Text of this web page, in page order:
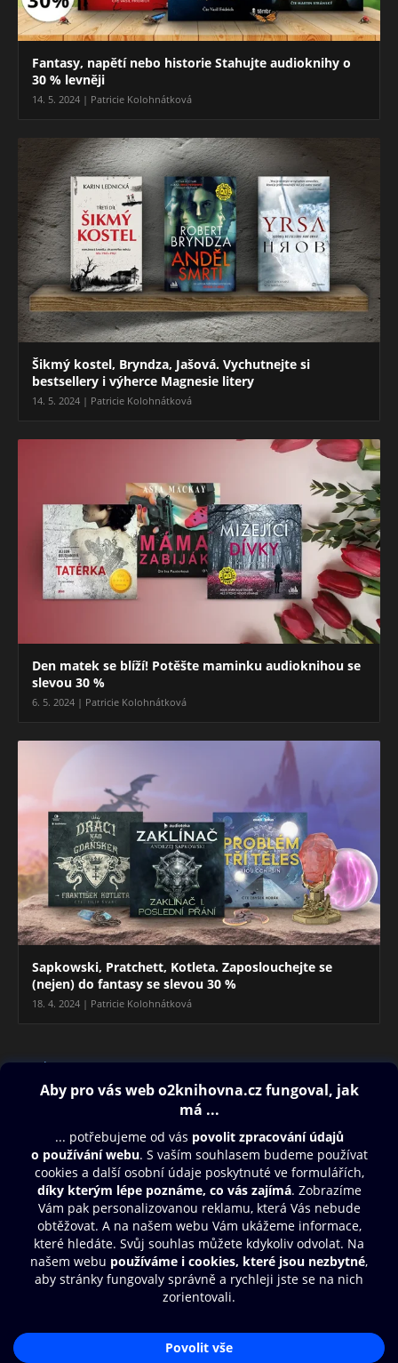
Fantasy, napětí nebo historie Stahujte audioknihy o
30 % levněji
14. 5. 2024 | Patricie Kolohnátková
Šikmý kostel, Bryndza, Jašová. Vychutnejte si
bestsellery i výherce Magnesie litery
14. 5. 2024 | Patricie Kolohnátková
Den matek se blíží! Potěšte maminku audioknihou se
slevou 30 %
6. 5. 2024 | Patricie Kolohnátková
Sapkowski, Pratchett, Kotleta. Zaposlouchejte se
(nejen) do fantasy se slevou 30 %
18. 4. 2024 | Patricie Kolohnátková
Blog
Obsah ke stažení
Moje O2 Knihovna
Další zábava
© O2 Czech Republic a.s.
Přístupnost